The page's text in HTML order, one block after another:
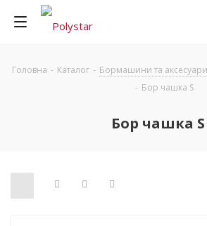
Головна - Каталог - Бормашини та аксесуари
- Бор чашка S
Бор чашка S